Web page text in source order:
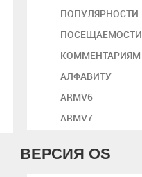
ПОПУЛЯРНОСТИ
ПОСЕЩАЕМОСТИ
КОММЕНТАРИЯМ
АЛФАВИТУ
ARMV6
ARMV7
ВЕРСИЯ OS